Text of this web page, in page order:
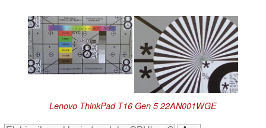
Lenovo ThinkPad T16 Gen 5 22AN001WGE